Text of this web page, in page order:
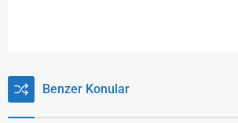
Benzer Konular